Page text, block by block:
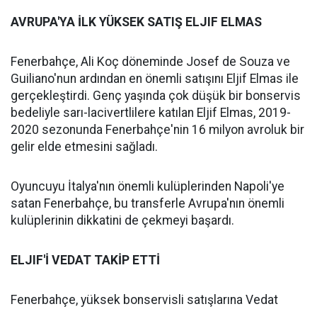
AVRUPA'YA İLK YÜKSEK SATIŞ ELJIF ELMAS
Fenerbahçe, Ali Koç döneminde Josef de Souza ve
Guiliano'nun ardından en önemli satışını Eljif Elmas ile
gerçekleştirdi. Genç yaşında çok düşük bir bonservis
bedeliyle sarı-lacivertlilere katılan Eljif Elmas, 2019-
2020 sezonunda Fenerbahçe'nin 16 milyon avroluk bir
gelir elde etmesini sağladı.
Oyuncuyu İtalya'nın önemli kulüplerinden Napoli'ye
satan Fenerbahçe, bu transferle Avrupa'nın önemli
kulüplerinin dikkatini de çekmeyi başardı.
ELJIF'İ VEDAT TAKİP ETTİ
Fenerbahçe, yüksek bonservisli satışlarına Vedat